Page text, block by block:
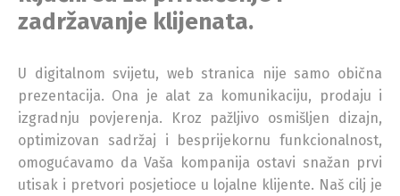
zadržavanje klijenata.
U digitalnom svijetu, web stranica nije samo obična
prezentacija. Ona je alat za komunikaciju, prodaju i
izgradnju povjerenja. Kroz pažljivo osmišljen dizajn,
optimizovan sadržaj i besprijekornu funkcionalnost,
omogućavamo da Vaša kompanija ostavi snažan prvi
utisak i pretvori posjetioce u lojalne klijente. Naš cilj je